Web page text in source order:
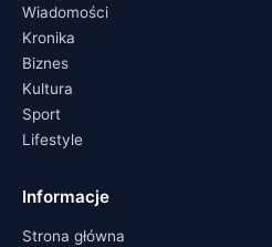
Wiadomości
Kronika
Biznes
Kultura
Sport
Lifestyle
Informacje
Strona główna